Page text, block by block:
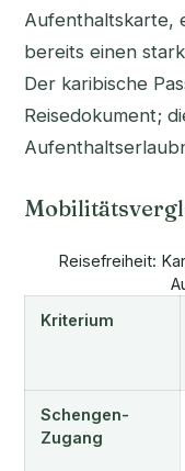
Aufenthaltskarte,
bereits einen
Der karibische
Reisedokument;
Reisefreiheit:
Kriterium
Schengen-
Zugang